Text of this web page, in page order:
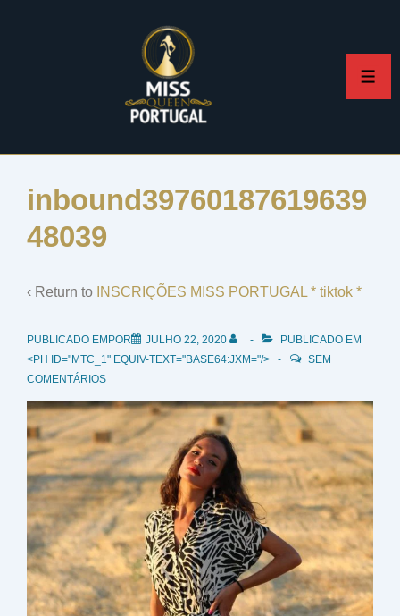
inbound39760187619639
48039
‹ Return to INSCRIÇÕES MISS PORTUGAL * tiktok *
PUBLICADO EMPOR JULHO 22, 2020
PUBLICADO EM
<PH ID="MTC_1" EQUIV-TEXT="BASE64:JXM="/>
SEM
COMENTÁRIOS